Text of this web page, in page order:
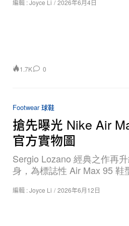
編輯 :Joyce Li / 2026年6月4日
1.7K 0
Footwear 球鞋
搶先曝光 Nike Air
官方實物圖
Sergio Lozano 經典之作再
身，為標誌性 Air Max 95 鞋
編輯 :Joyce Li / 2026年6月12日